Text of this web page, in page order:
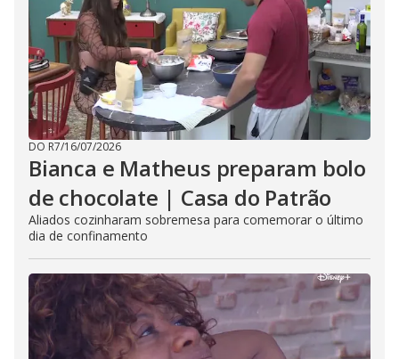
DO R7/16/07/2026
Bianca e Matheus preparam bolo
de chocolate | Casa do Patrão
Aliados cozinharam sobremesa para comemorar o último
dia de confinamento